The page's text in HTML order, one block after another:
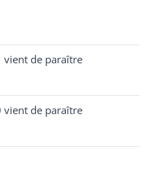
vient de paraître
vient de paraître